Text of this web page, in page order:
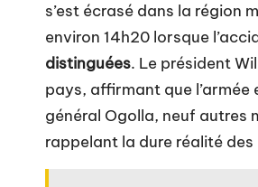
s’est écrasé dans la région
environ 14h20 lorsque
distinguées. Le président
pays, affirmant que
général Ogolla, neuf autres
rappelant la dure réalité